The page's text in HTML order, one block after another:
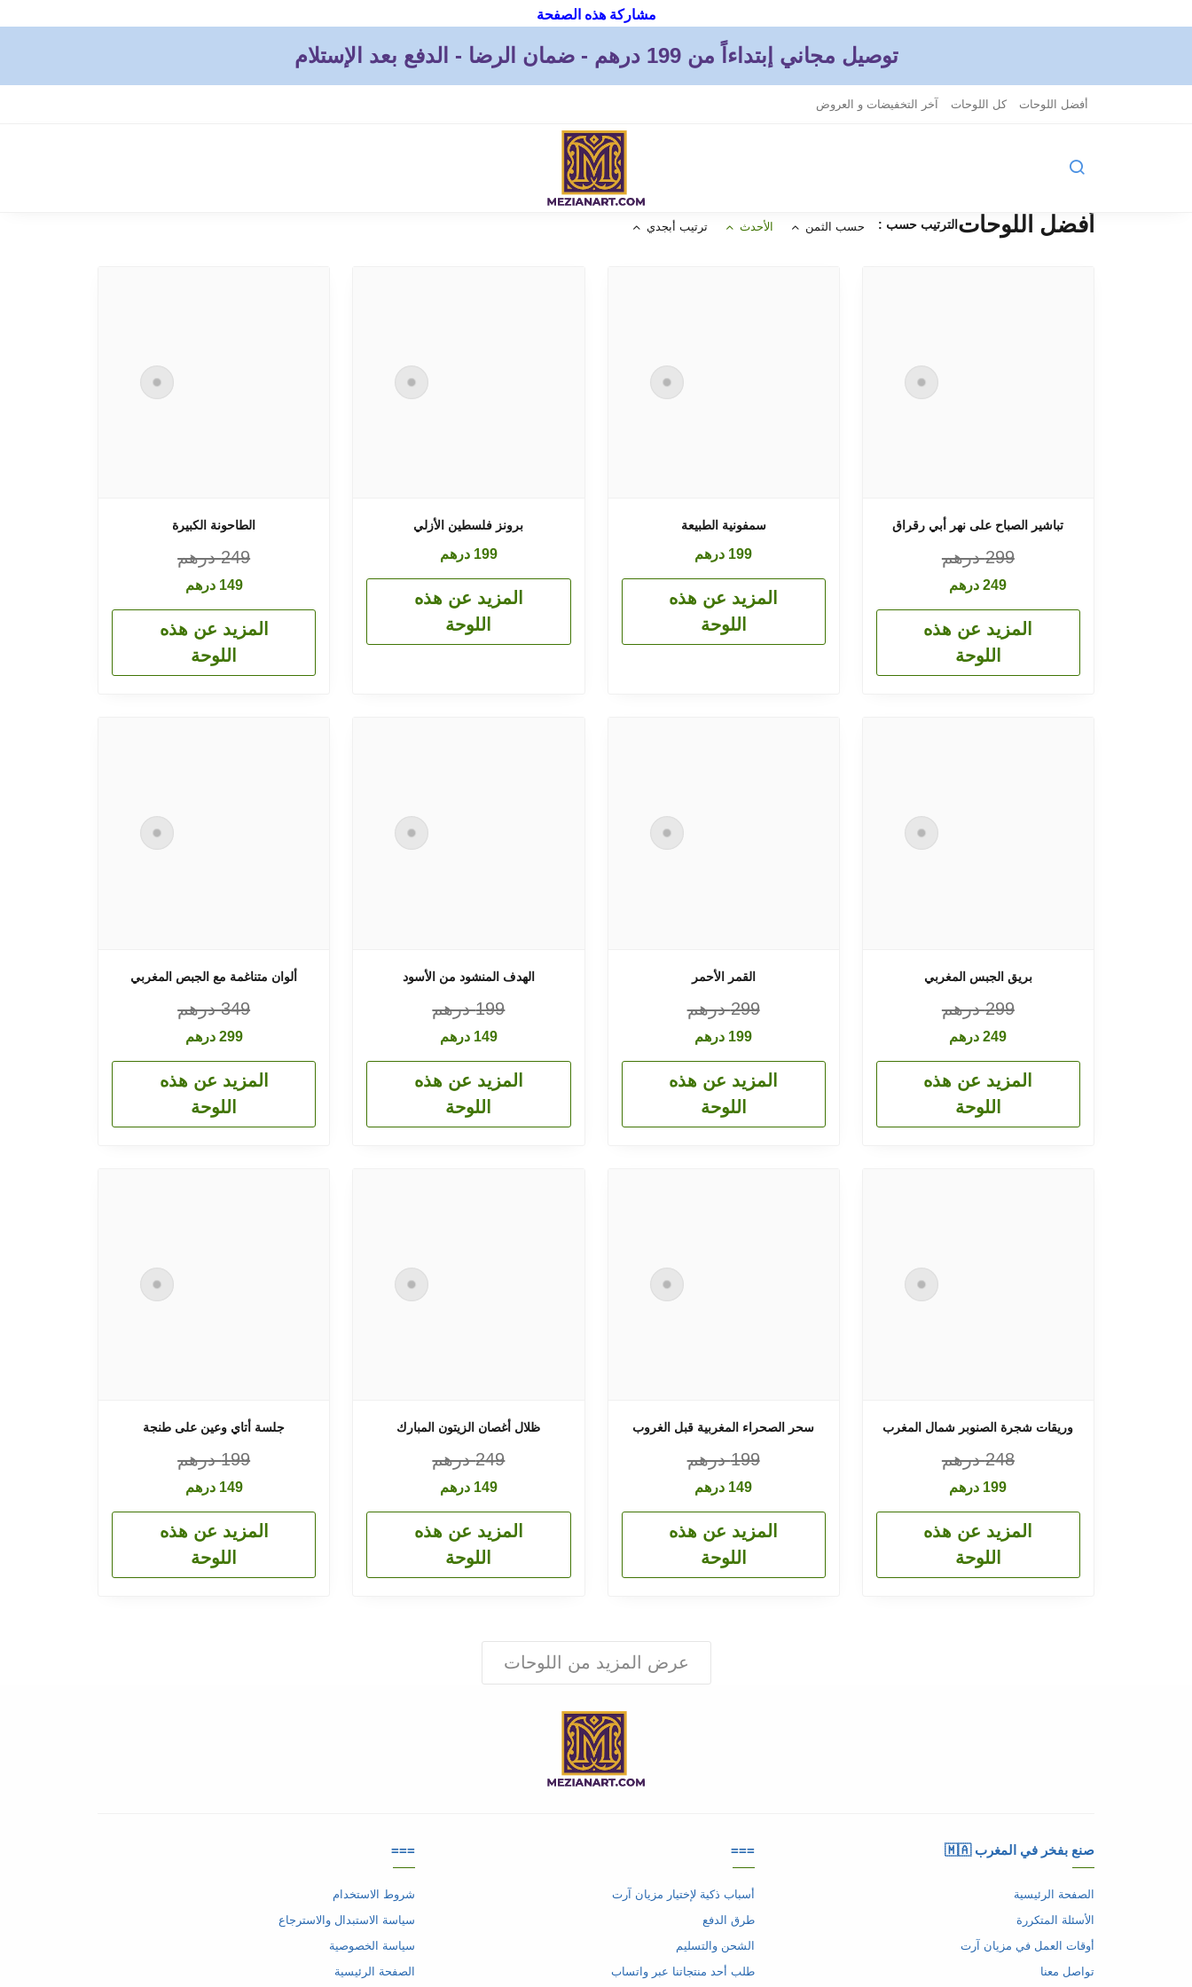
مشاركة هذه الصفحة
توصيل مجاني إبتداءاً من 199 درهم - ضمان الرضا - الدفع بعد الإستلام
أفضل اللوحات كل اللوحات آخر التخفيضات و العروض
أفضل اللوحاتالترتيب حسب : حسب الثمن الأحدث ترتيب أبجدي
تباشير الصباح على نهر أبي رقراق
299درهم
249درهم
المزيد عن هذه
اللوحة
سمفونية الطبيعة
199 درهم
المزيد عن هذه
اللوحة
برونز فلسطين الأزلي
199 درهم
المزيد عن هذه
اللوحة
الطاحونة الكبيرة
249درهم
149 درهم
المزيد عن هذه
اللوحة
بريق الجبس المغربي
299درهم
249درهم
المزيد عن هذه
اللوحة
القمر الأحمر
299درهم
199 درهم
المزيد عن هذه
اللوحة
الهدف المنشود من الأسود
199درهم
149 درهم
المزيد عن هذه
اللوحة
ألوان متناغمة مع الجبص المغربي
349درهم
299 درهم
المزيد عن هذه
اللوحة
وريقات شجرة الصنوبر شمال المغرب
248درهم
199 درهم
المزيد عن هذه
اللوحة
سحر الصحراء المغربية قبل الغروب
199درهم
149 درهم
المزيد عن هذه
اللوحة
ظلال أغصان الزيتون المبارك
249درهم
149 درهم
المزيد عن هذه
اللوحة
جلسة أتاي وعين على طنجة
199درهم
149 درهم
المزيد عن هذه
اللوحة
عرض المزيد من اللوحات
صنع بفخر في المغرب 🇲🇦
الصفحة الرئيسية
الأسئلة المتكررة
أوقات العمل في مزيان آرت
تواصل معنا
===
أسباب ذكية لإختيار مزيان آرت
طرق الدفع
الشحن والتسليم
طلب أحد منتجاتنا عبر واتساب
===
شروط الاستخدام
سياسة الاستبدال والاسترجاع
سياسة الخصوصية
الصفحة الرئيسية